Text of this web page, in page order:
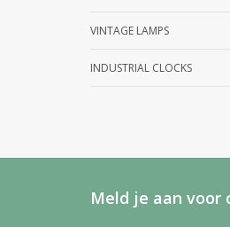
VINTAGE LAMPS
INDUSTRIAL CLOCKS
Meld je aan voor